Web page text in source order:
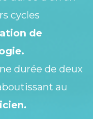
cycles
de
durée de deux
au